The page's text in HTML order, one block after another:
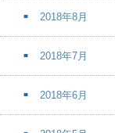
2018年8月
2018年7月
2018年6月